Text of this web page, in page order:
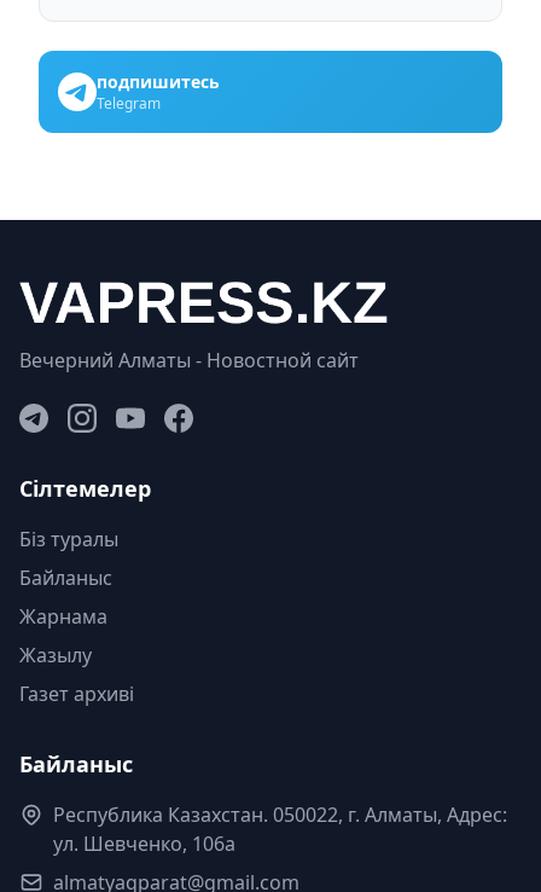
подпишитесь
Telegram
Вечерний Алматы - Новостной сайт
Сілтемелер
Біз туралы
Байланыс
Жарнама
Жазылу
Газет архиві
Байланыс
Республика Казахстан. 050022, г. Алматы, Адрес:
ул. Шевченко, 106а
almatyaqparat@gmail.com